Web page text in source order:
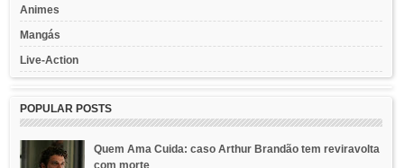
Animes
Mangás
Live-Action
POPULAR POSTS
Quem Ama Cuida: caso Arthur Brandão tem reviravolta
com morte